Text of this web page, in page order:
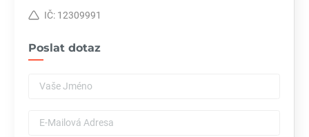
IČ: 12309991
Poslat dotaz